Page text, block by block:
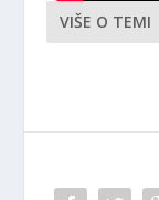
VIŠE O TEMI